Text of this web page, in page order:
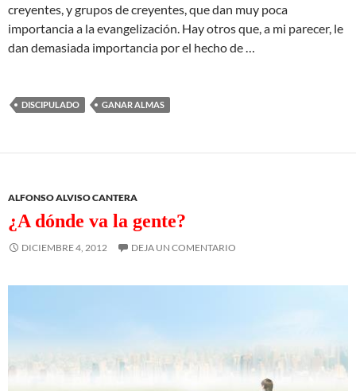
creyentes, y grupos de creyentes, que dan muy poca
importancia a la evangelización. Hay otros que, a mi parecer, le
dan demasiada importancia por el hecho de …
DISCIPULADO GANAR ALMAS
ALFONSO ALVISO CANTERA
¿A dónde va la gente?
DICIEMBRE 4, 2012 DEJA UN COMENTARIO